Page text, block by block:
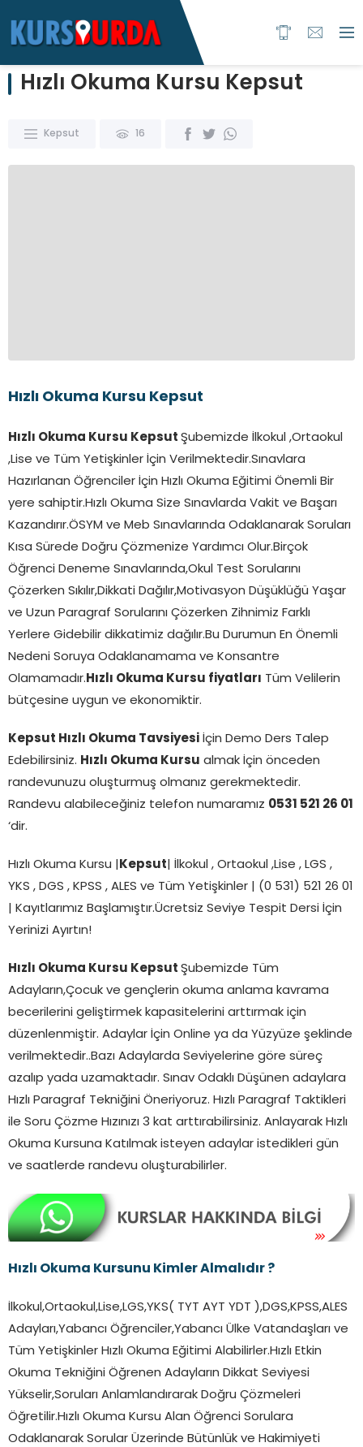
Hızlı Okuma Kursu Kepsut
Kepsut 16
Hızlı Okuma Kursu Kepsut
Hızlı Okuma Kursu Kepsut Şubemizde İlkokul ,Ortaokul
,Lise ve Tüm Yetişkinler İçin Verilmektedir.Sınavlara
Hazırlanan Öğrenciler İçin Hızlı Okuma Eğitimi Önemli Bir
yere sahiptir.Hızlı Okuma Size Sınavlarda Vakit ve Başarı
Kazandırır.ÖSYM ve Meb Sınavlarında Odaklanarak Soruları
Kısa Sürede Doğru Çözmenize Yardımcı Olur.Birçok
Öğrenci Deneme Sınavlarında,Okul Test Sorularını
Çözerken Sıkılır,Dikkati Dağılır,Motivasyon Düşüklüğü Yaşar
ve Uzun Paragraf Sorularını Çözerken Zihnimiz Farklı
Yerlere Gidebilir dikkatimiz dağılır.Bu Durumun En Önemli
Nedeni Soruya Odaklanamama ve Konsantre
Olamamadır. Hızlı Okuma Kursu fiyatları
Tüm Velilerin
bütçesine uygun ve ekonomiktir.
Kepsut Hızlı Okuma Tavsiyesi
İçin Demo Ders Talep
Edebilirsiniz. Hızlı Okuma Kursu almak İçin önceden
randevunuzu oluşturmuş olmanız gerekmektedir.
Randevu alabileceğiniz telefon numaramız 0531 521 26 01
‘dir.
Hızlı Okuma Kursu | Kepsut | İlkokul , Ortaokul ,Lise , LGS ,
YKS , DGS , KPSS , ALES ve Tüm Yetişkinler | (0 531) 521 26 01
| Kayıtlarımız Başlamıştır.Ücretsiz Seviye Tespit Dersi İçin
Yerinizi Ayırtın!
Hızlı Okuma Kursu Kepsut Şubemizde Tüm
Adayların,Çocuk ve gençlerin okuma anlama kavrama
becerilerini geliştirmek kapasitelerini arttırmak için
düzenlenmiştir. Adaylar İçin Online ya da Yüzyüze şeklinde
verilmektedir..Bazı Adaylarda Seviyelerine göre süreç
azalıp yada uzamaktadır. Sınav Odaklı Düşünen adaylara
Hızlı Paragraf Tekniğini Öneriyoruz. Hızlı Paragraf Taktikleri
ile Soru Çözme Hızınızı 3 kat arttırabilirsiniz. Anlayarak Hızlı
Okuma Kursuna Katılmak isteyen adaylar istedikleri gün
ve saatlerde randevu oluşturabilirler.
Hızlı Okuma Kursunu Kimler Almalıdır ?
İlkokul,Ortaokul,Lise,LGS,YKS( TYT AYT YDT ),DGS,KPSS,ALES
Adayları,Yabancı Öğrenciler,Yabancı Ülke Vatandaşları ve
Tüm Yetişkinler Hızlı Okuma Eğitimi Alabilirler.Hızlı Etkin
Okuma Tekniğini Öğrenen Adayların Dikkat Seviyesi
Yükselir,Soruları Anlamlandırarak Doğru Çözmeleri
Öğretilir.Hızlı Okuma Kursu Alan Öğrenci Sorulara
Odaklanarak Sorular Üzerinde Bütünlük ve Hakimiyeti